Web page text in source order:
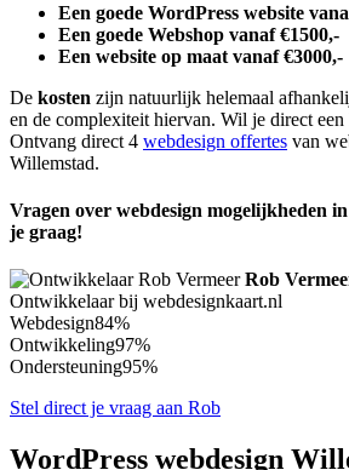
Een goede WordPress website
Een goede Webshop vanaf €1500,-
Een website op maat vanaf €3000,-
De kosten zijn natuurlijk helemaal
en de complexiteit hiervan. Wil je direct een
Ontvang direct 4 webdesign offertes van
Willemstad.
Vragen over webdesign mogelijkheden
je graag!
Rob
Ontwikkelaar bij webdesignkaart.nl
Webdesign84%
Ontwikkeling97%
Ondersteuning95%
Stel direct je vraag aan Rob
WordPress webdesign